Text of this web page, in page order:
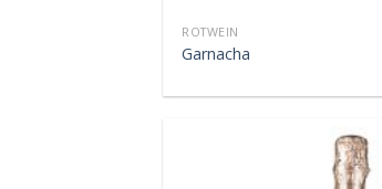
ROTWEIN
Garnacha